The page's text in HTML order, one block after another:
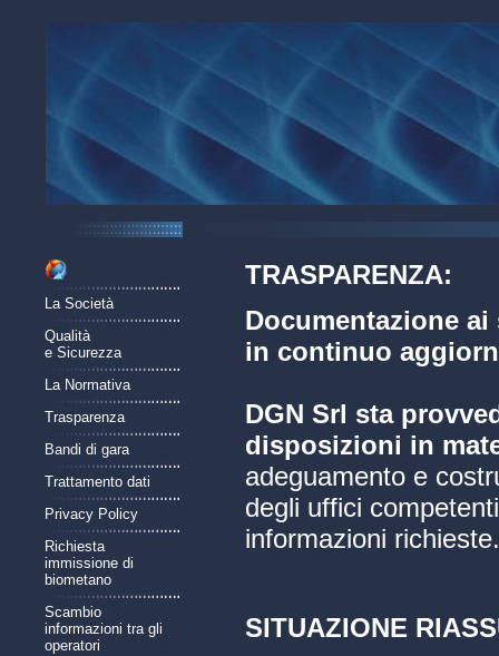
La Società
Qualità
e Sicurezza
La Normativa
Trasparenza
Bandi di gara
Trattamento dati
Privacy Policy
Richiesta
immissione di
biometano
Scambio
informazioni tra gli
operatori
TRASPARENZA:
Documentazione ai
in continuo
DGN Srl sta
disposizioni in
adeguamento e
degli uffici
informazioni richieste.
SITUAZIONE